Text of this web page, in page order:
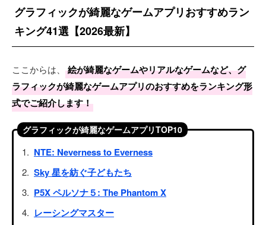
グラフィックが綺麗なゲームアプリおすすめラン
キング41選【2026最新】
ここからは、
絵が綺麗なゲームやリアルなゲームなど、グ
ラフィックが綺麗なゲームアプリのおすすめをランキング形
式でご紹介します！
グラフィックが綺麗なゲームアプリTOP10
NTE: Neverness to Everness
Sky 星を紡ぐ子どもたち
P5X ペルソナ５: The Phantom X
レーシングマスター